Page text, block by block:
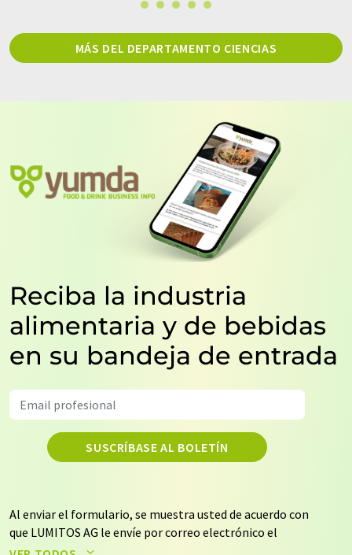
MÁS DEL DEPARTAMENTO CIENCIAS
Reciba la industria
alimentaria y de bebidas
en su bandeja de entrada
SUSCRÍBASE AL BOLETÍN
Al enviar el formulario, se muestra usted de acuerdo con
que LUMITOS AG le envíe por correo electrónico el
boletín o boletines seleccionados anteriormente. Sus